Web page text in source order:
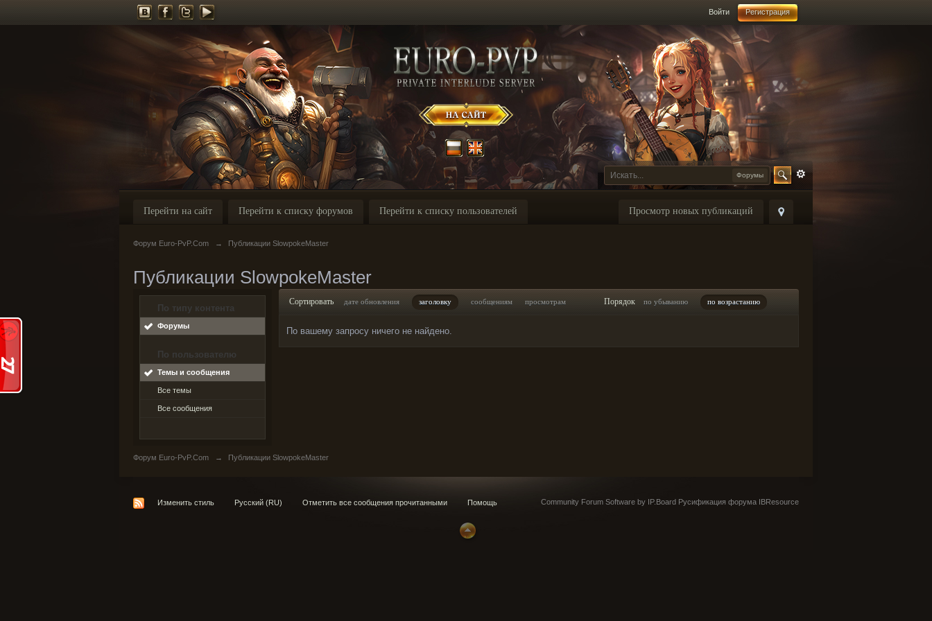
Войти Регистрация
Форумы
Просмотр новых публикаций
Перейти на сайт Перейти к списку форумов Перейти к списку пользователей
Форум Euro-PvP.Com → Публикации SlowpokeMaster
Публикации SlowpokeMaster
По типу контента
Форумы
По пользователю
Темы и сообщения
Все темы
Все сообщения
Сортировать дате обновления заголовку сообщениям просмотрам Порядок по убыванию по возрастанию
По вашему запросу ничего не найдено.
Форум Euro-PvP.Com → Публикации SlowpokeMaster
Изменить стиль Русский (RU) Отметить все сообщения прочитанными Помощь Community Forum Software by IP.Board Русификация форума IBResource